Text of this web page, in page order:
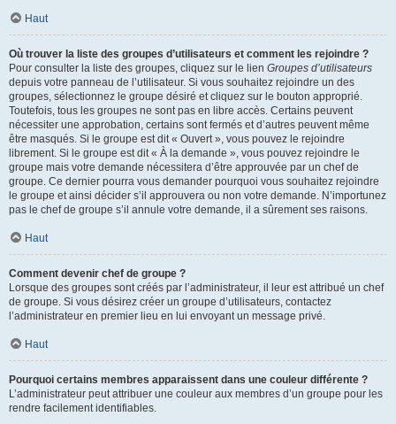
Haut
Où trouver la liste des groupes d’utilisateurs et comment les rejoindre ?
Pour consulter la liste des groupes, cliquez sur le lien Groupes d’utilisateurs
depuis votre panneau de l’utilisateur. Si vous souhaitez rejoindre un des
groupes, sélectionnez le groupe désiré et cliquez sur le bouton approprié.
Toutefois, tous les groupes ne sont pas en libre accès. Certains peuvent
nécessiter une approbation, certains sont fermés et d’autres peuvent même
être masqués. Si le groupe est dit « Ouvert », vous pouvez le rejoindre
librement. Si le groupe est dit « À la demande », vous pouvez rejoindre le
groupe mais votre demande nécessitera d’être approuvée par un chef de
groupe. Ce dernier pourra vous demander pourquoi vous souhaitez rejoindre
le groupe et ainsi décider s’il approuvera ou non votre demande. N’importunez
pas le chef de groupe s’il annule votre demande, il a sûrement ses raisons.
Haut
Comment devenir chef de groupe ?
Lorsque des groupes sont créés par l’administrateur, il leur est attribué un chef
de groupe. Si vous désirez créer un groupe d’utilisateurs, contactez
l’administrateur en premier lieu en lui envoyant un message privé.
Haut
Pourquoi certains membres apparaissent dans une couleur différente ?
L’administrateur peut attribuer une couleur aux membres d’un groupe pour les
rendre facilement identifiables.